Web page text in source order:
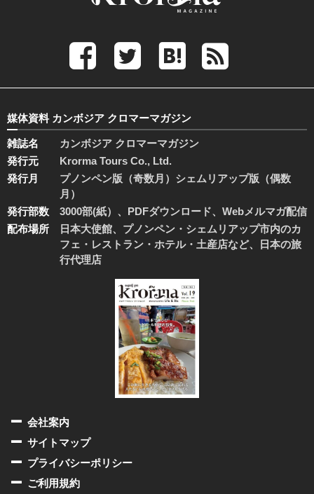
媒体資料 カンボジア クロマーマガジン
雑誌名
カンボジア クロマーマガジン
発行元
Krorma Tours Co., Ltd.
発行月
プノンペン版（奇数月）シェムリアップ版（偶数
月）
発行部数
3000部(紙）、PDFダウンロード、Webメルマガ配信
配布場所
日本大使館、プノンペン・シェムリアップ市内のカ
フェ・レストラン・ホテル・土産店など、日本の旅
行代理店
会社案内
サイトマップ
プライバシーポリシー
ご利用規約